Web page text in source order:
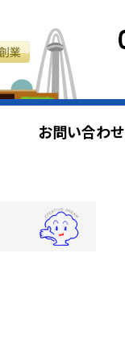
お問い合わせ